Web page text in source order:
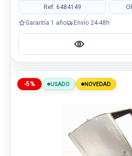
Ref: 6484149
Garantía 1 año Envío 24-48h
-5% USADO NOVEDAD